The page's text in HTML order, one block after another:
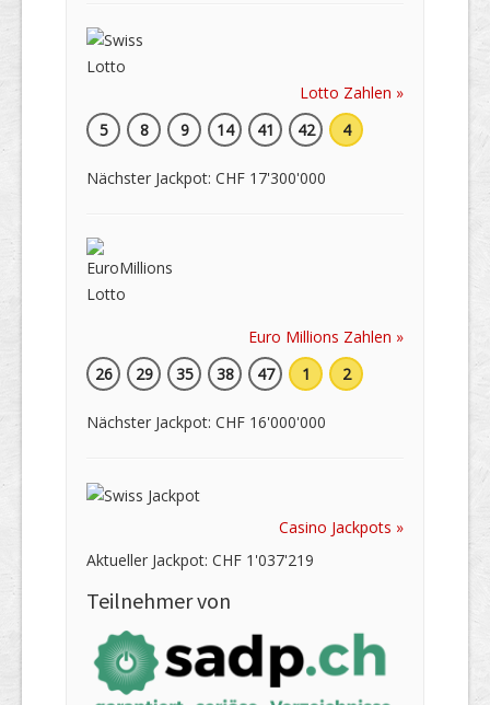
Lotto Zahlen »
5
8 9 14 41 42 4
Nächster Jackpot: CHF 17'300'000
Euro Millions Zahlen »
26
29 35 38 47 1 2
Nächster Jackpot: CHF 16'000'000
Casino Jackpots »
Aktueller Jackpot: CHF 1'037'219
Teilnehmer von